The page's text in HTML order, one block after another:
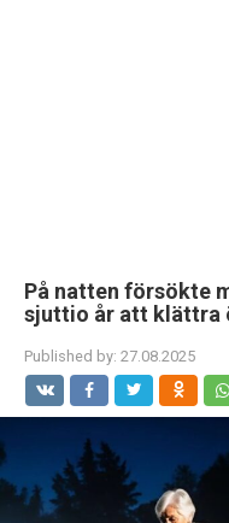
På natten försökte
sjuttio år att klättra
Published by: 27.08.2025